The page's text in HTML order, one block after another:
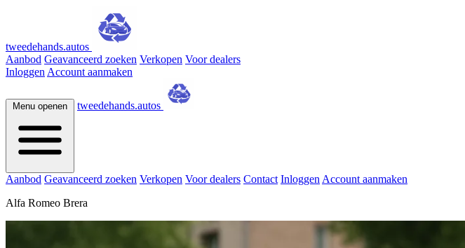
tweedehands.autos
Aanbod Geavanceerd zoeken Verkopen Voor dealers
Inloggen Account aanmaken
Menu openen tweedehands.autos
Aanbod Geavanceerd zoeken Verkopen Voor dealers Contact Inloggen Account aanmaken
Alfa Romeo Brera